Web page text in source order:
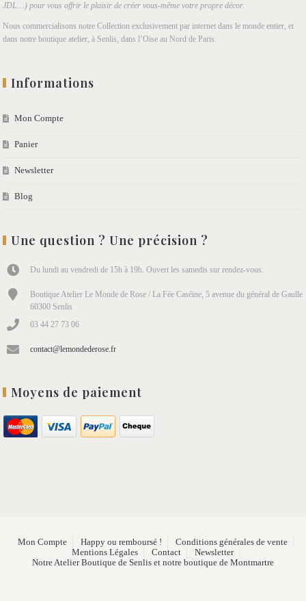
JDL…) pour vous offrir le plaisir de créer vous-même votre propre décor.
Nous commercialisons notre Collection exclusivement par internet dans le monde entier, et
dans notre boutique atelier, à Senlis, dans l’Oise au Nord de Paris.
Informations
Mon Compte
Panier
Newsletter
Blog
Une question ? Une précision ?
Du lundi au vendredi de 15h à 19h. Ouvert les samedis sur rendez-vous.
Boutique Atelier Le Monde de Rose / La Fée Caséine, 5 avenue du général de Gaulle
60300 Senlis
03 44 27 73 06
contact@lemondederose.fr
Moyens de paiement
Mon Compte Happy ou remboursé !
Conditions générales de vente
Mentions Légales
Contact
Newsletter
Notre Atelier Boutique de Senlis et notre boutique de Montmartre